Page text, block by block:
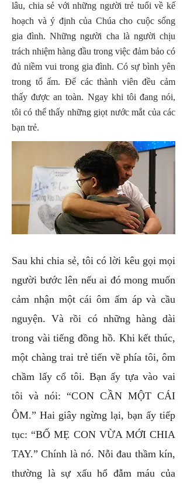
lâu, chia sẻ với những người trẻ tuổi về kế
hoạch và ý định của Chúa cho cuộc sống
gia đình. Những người cha là người chịu
trách nhiệm hàng đầu trong việc đảm bảo có
đủ niềm vui trong gia đình. Có sự bình yên
trong tổ ấm. Để các thành viên đều cảm
thấy được an toàn. Ngay khi tôi đang nói,
tôi có thể thấy những giọt nước mắt của các
bạn trẻ.
Sau khi chia sẻ, tôi có lời kêu gọi mọi
người bước lên nếu ai đó mong muốn
cảm nhận một cái ôm ấm áp và cầu
nguyện. Và rồi có những hàng dài
trong vài tiếng đồng hồ. Khi kết thúc,
một chàng trai trẻ tiến về phía tôi, ôm
chầm lấy cổ tôi. Bạn ấy tựa vào vai
tôi và nói: “CON CẦN MỘT CÁI
ÔM.” Hai giây ngừng lại, bạn ấy tiếp
tục: “BỐ MẸ CON VỪA MỚI CHIA
TAY.” Chính là nó. Nỗi đau thầm kín,
thường là sự xấu hổ đẫm máu của